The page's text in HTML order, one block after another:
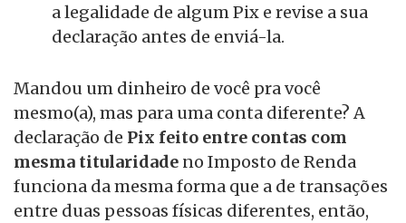
a legalidade de algum Pix e revise a sua
declaração antes de enviá-la.
Mandou um dinheiro de você pra você
mesmo(a), mas para uma conta diferente? A
declaração de Pix feito entre contas com
mesma titularidade no Imposto de Renda
funciona da mesma forma que a de transações
entre duas pessoas físicas diferentes, então,